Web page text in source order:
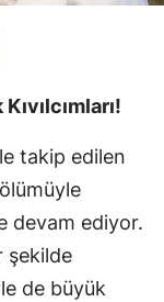
takip edilen
devam ediyor.
şekilde
de büyük